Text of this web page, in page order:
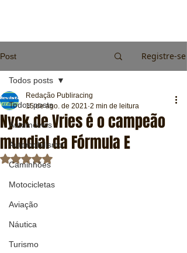
Post Registre-se
Todos posts
Automóveis
Automobilismo
Caminhões
Motocicletas
Aviação
Náutica
Turismo
Todos posts
Nyck de Vries é o campeão
mundial da Fórmula E
Redação Publiracing
15 de ago. de 2021 2 min de leitura
Avaliado com NaN de 5 estrelas.